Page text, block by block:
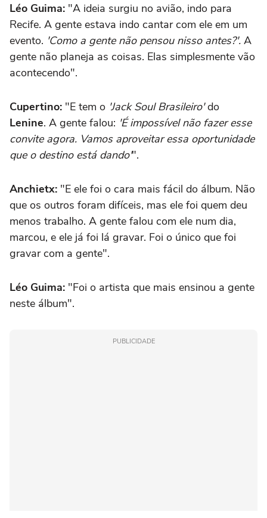
Léo Guima: "A ideia surgiu no avião, indo para
Recife. A gente estava indo cantar com ele em um
evento. 'Como a gente não pensou nisso antes?'. A
gente não planeja as coisas. Elas simplesmente vão
acontecendo".
Cupertino: "E tem o 'Jack Soul Brasileiro'do
Lenine. A gente falou: 'É impossível não fazer esse
convite agora. Vamos aproveitar essa oportunidade
que o destino está dando'".
Anchietx: "E ele foi o cara mais fácil do álbum. Não
que os outros foram difíceis, mas ele foi quem deu
menos trabalho. A gente falou com ele num dia,
marcou, e ele já foi lá gravar. Foi o único que foi
gravar com a gente".
Léo Guima: "Foi o artista que mais ensinou a gente
neste álbum".
PUBLICIDADE